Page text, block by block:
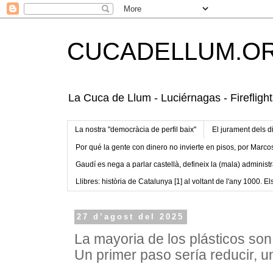
La Cuca de Llum - Luciérnagas -
La nostra "democràcia de perfil baix" El jurament dels
Por qué la gente con dinero no invierte en pisos, por
Gaudí es nega a parlar castellà, defineix la (mala)
Llibres: història de Catalunya [1] al voltant de l'any 1000.
27 d’agost del 2025
La mayoria de los plásticos
Un primer paso sería reducir,